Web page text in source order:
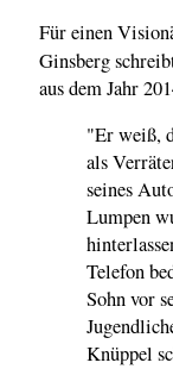
Für einen
Ginsberg
aus dem Jahr
"Er weiß,
als
seines
Lumpen
Telefon
Sohn vor
Knüppel